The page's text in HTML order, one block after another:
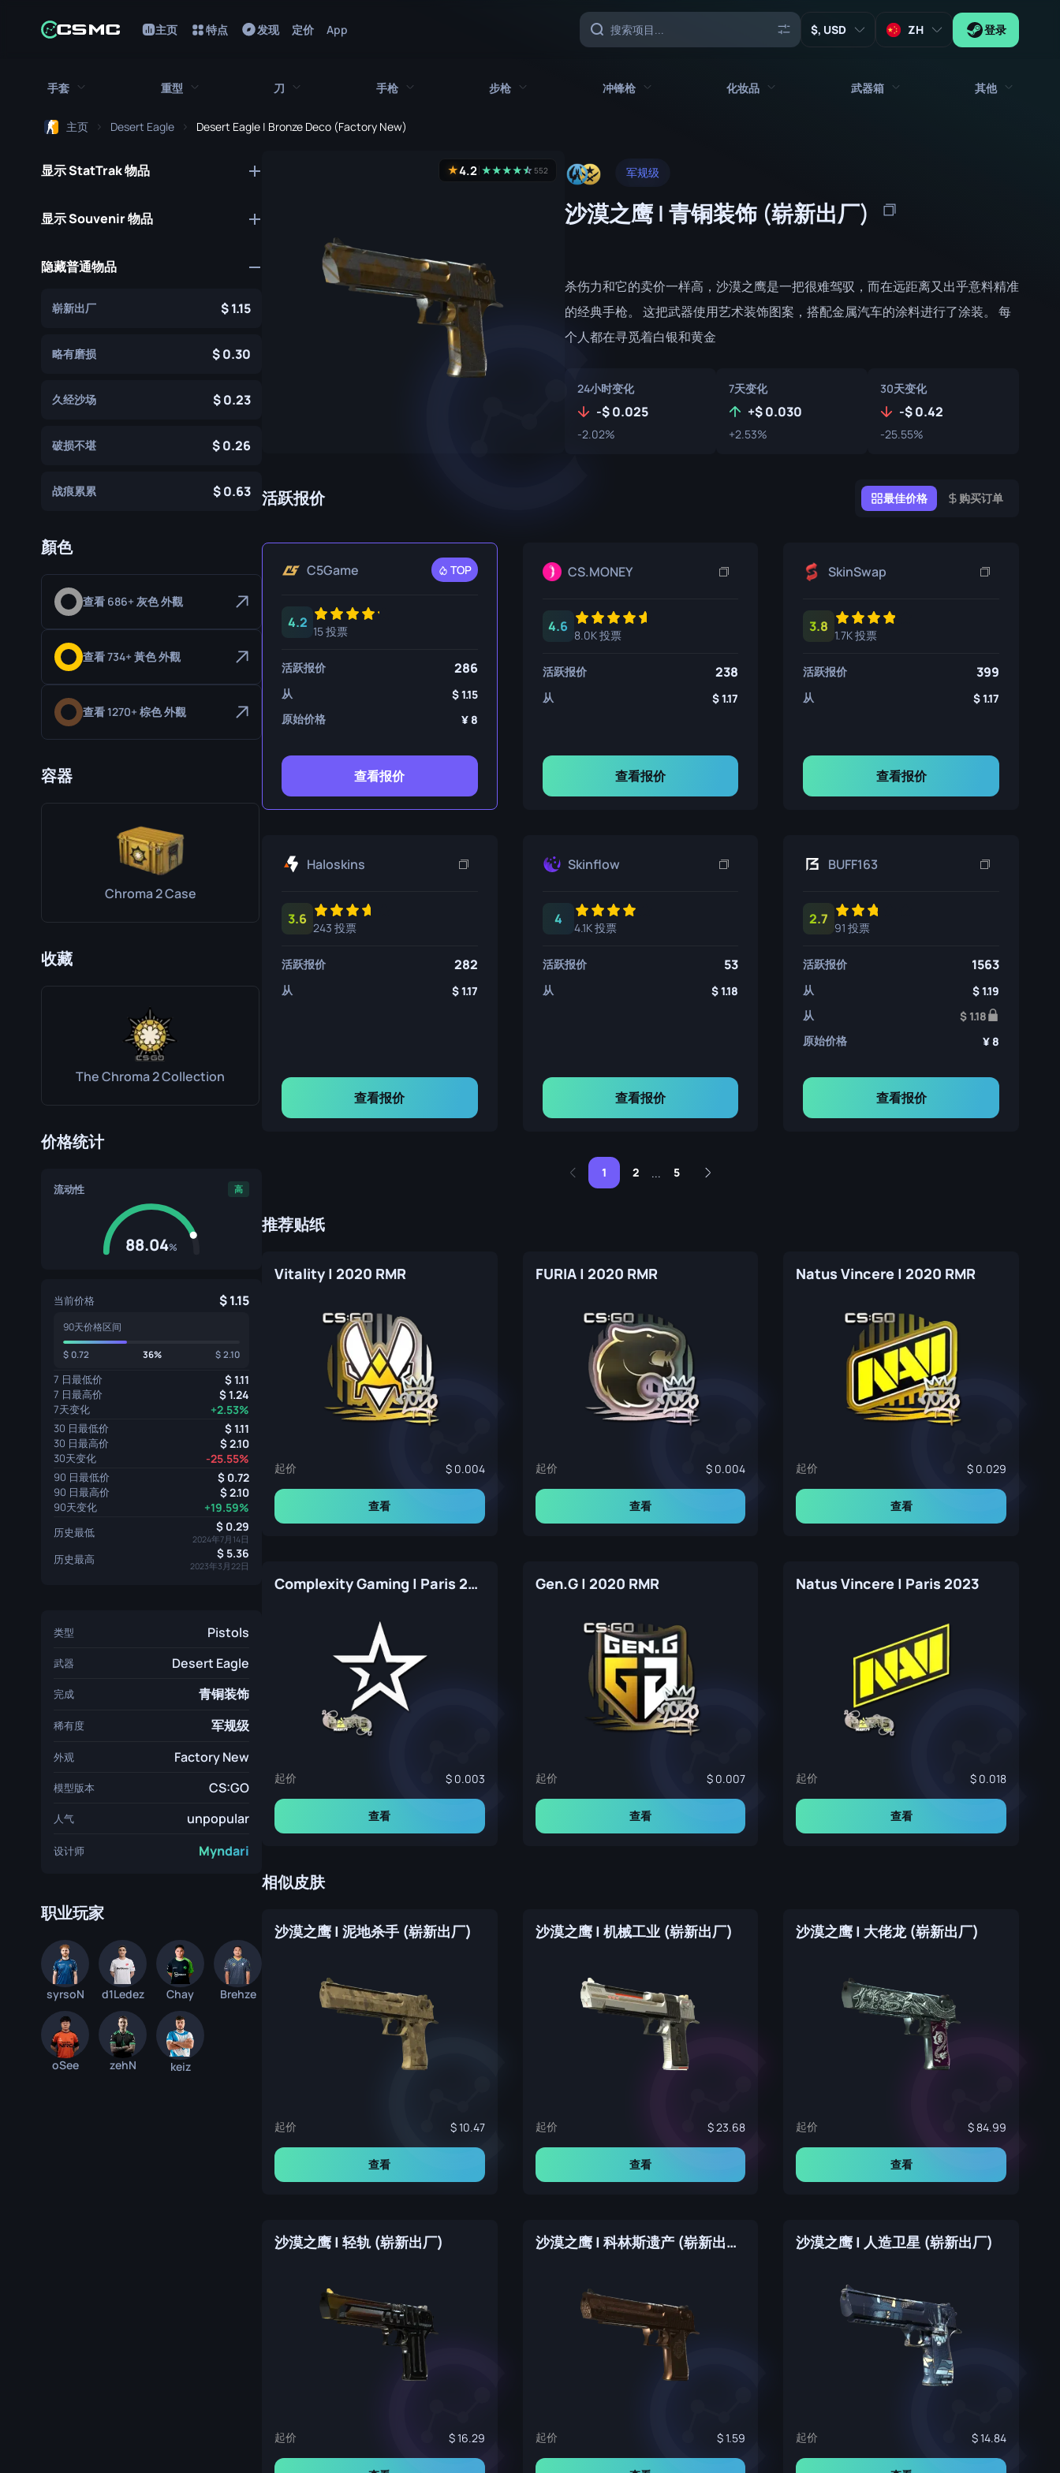
主页 特点 发现 定价 App , USD ZH 登录
手套
猎犬手套
折断的牙齿手套
手包
九头蛇手套
运动手套
重型
锯短型霰弹枪
刀
蝴蝶刀
经典刀
M9 刺刀
影子匕首
生存刀
手枪
CZ75 自动
Five-SeveN
Glock-18
步枪
AK-47
加利尔 AR
冲锋枪
MAC-10
MP5-SD
P90
PP-野牛
化妆品
武器挂饰
补丁
武器箱
板条箱
贴纸胶囊
纪念品
纪念品亮点
其他
主页 Desert Eagle Desert Eagle | Bronze Deco (Factory New)
显示 StatTrak 物品
显示 Souvenir 物品
隐藏普通物品
崭新出厂 1.15
略有磨损 0.30
久经沙场 0.23
破损不堪 0.26
战痕累累 0.63
顏色
查看 686+ 灰色 外觀
查看 734+ 黃色 外觀
查看 1270+ 棕色 外觀
容器
Chroma 2 Case
收藏
The Chroma 2 Collection
价格统计
流动性 高
88.04%
当前价格 1.15
90天价格区间
0.72 36% 2.10
7 日最低价 1.11
7 日最高价 1.24
7天变化 +2.53%
30 日最低价 1.11
30 日最高价 2.10
30天变化 -25.55%
90 日最低价 0.72
90 日最高价 2.10
90天变化 +19.59%
历史最低 0.29
2024年7月14日
历史最高 5.36
2023年3月22日
类型 Pistols
武器 Desert Eagle
完成 青铜装饰
稀有度 军规级
外观 Factory New
模型版本 CS:GO
人气 unpopular
设计师 Myndari
职业玩家
syrsoN d1Ledez Chay Brehze
oSee zehN keiz
★4.2 ★★★★★
☆552 军规级
沙漠之鹰 | 青铜装饰 (崭新出厂)
杀伤力和它的卖价一样高，沙漠之鹰是一把很难驾驭，而在远距离又出乎意料精准
的经典手枪。 这把武器使用艺术装饰图案，搭配金属汽车的涂料进行了涂装。 每
个人都在寻觅着白银和黄金
24小时变化
- 0.025
-2.02%
7天变化
+ 0.030
+2.53%
30天变化
- 0.42
-25.55%
活跃报价 最佳价格 购买订单
C5Game TOP
4.2
15 投票
活跃报价 286
从
1.15
原始价格
8
查看报价
CS.MONEY
4.6
8.0K 投票
活跃报价 238
从 1.17
查看报价
SkinSwap
3.8
1.7K 投票
活跃报价 399
从 1.17
查看报价
Haloskins
3.6
243 投票
活跃报价 282
从 1.17
查看报价
Skinflow
4
4.1K 投票
活跃报价 53
从 1.18
查看报价
BUFF163
2.7
91 投票
活跃报价 1563
从
1.19
从
1.18
原始价格
8
查看报价
1 2 ... 5
推荐贴纸
Vitality | 2020 RMR
起价 0.004
查看
FURIA | 2020 RMR
起价 0.004
查看
Natus Vincere | 2020 RMR
起价 0.029
查看
Complexity Gaming | Paris 2023
起价 0.003
查看
Gen.G | 2020 RMR
起价 0.007
查看
Natus Vincere | Paris 2023
起价 0.018
查看
相似皮肤
沙漠之鹰 | 泥地杀手 (崭新出厂)
起价 10.47
查看
沙漠之鹰 | 机械工业 (崭新出厂)
起价 23.68
查看
沙漠之鹰 | 大佬龙 (崭新出厂)
起价 84.99
查看
沙漠之鹰 | 轻轨 (崭新出厂)
起价 16.29
沙漠之鹰 | 科林斯遗产 (崭新出厂)
起价 1.59
沙漠之鹰 | 人造卫星 (崭新出厂)
起价 14.84